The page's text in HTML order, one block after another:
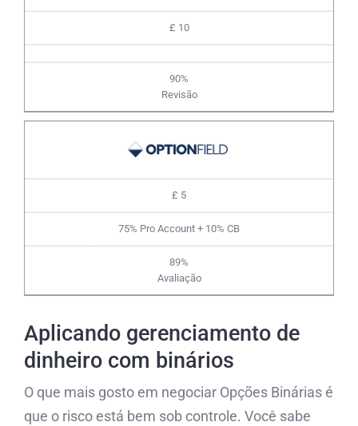
£ 10
90%
Revisão
£ 5
75% Pro Account + 10% CB
89%
Avaliação
Aplicando gerenciamento de
dinheiro com binários
O que mais gosto em negociar Opções Binárias é
que o risco está bem sob controle. Você sabe